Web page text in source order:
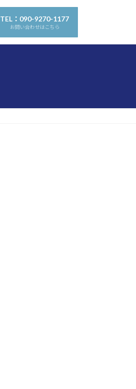
TEL：090-9270-1177
お問い合わせはこちら